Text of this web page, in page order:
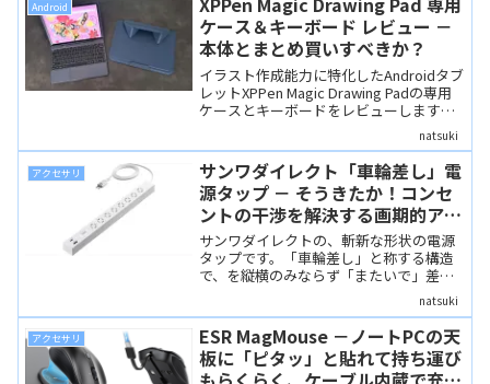
Android
ケース＆キーボード レビュー －
本体とまとめ買いすべきか？
イラスト作成能力に特化したAndroidタブ
レットXPPen Magic Drawing Padの専用
ケースとキーボードをレビューします。
ケースは、ペンタブレット用スタンドに
もなるというのが大きな特徴です。キー
ボードは、実はMagic Drawing Padがオフ
ィスワークにも適性が高いという、意外
なポテンシャルを発揮させることができ
ます。
natsuki
アクセサリ
サンワダイレクト「車輪差し」電
源タップ － そうきたか！コンセ
ントの干渉を解決する画期的アイ
デアの電源タップ
サンワダイレクトの、斬新な形状の電源
タップです。「車輪差し」と称する構造
で、を縦横のみならず「またいで」差す
ことも可能で、干渉を最小限にしつつ非
常に柔軟にコンセントを使う機器を差す
ことができます。高い実用性とともに、
アイデアにも感動できる製品です。
natsuki
アクセサリ
ESR MagMouse －ノートPCの天
板に「ピタッ」と貼れて持ち運び